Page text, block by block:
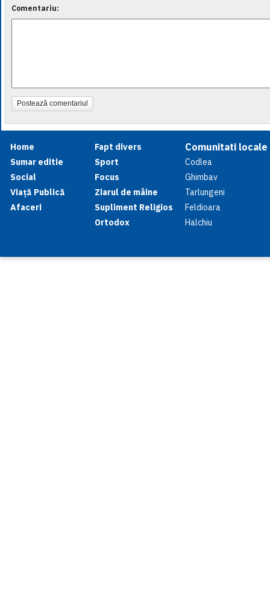
Comentariu:
Postează comentariul
Home
Sumar editie
Social
Viață Publică
Afaceri
Fapt divers
Sport
Focus
Ziarul de mâine
Supliment Religios
Ortodox
Comunitati locale
Codlea
Ghimbav
Tarlungeni
Feldioara
Halchiu